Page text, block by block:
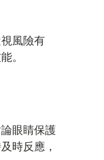
風險有
。
眼睛保護
時反應，